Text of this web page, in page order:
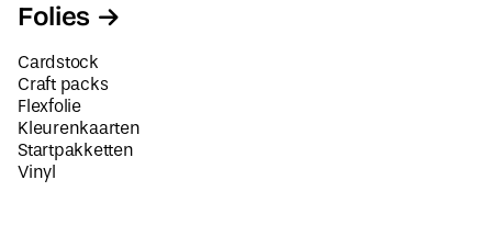
Folies
Cardstock
Craft packs
Flexfolie
Kleurenkaarten
Startpakketten
Vinyl